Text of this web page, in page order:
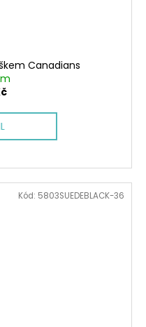
Canadians
Kód: 5803SUEDEBLACK-36